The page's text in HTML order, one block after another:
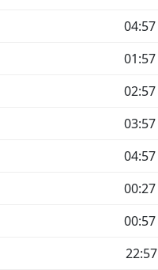
04:57
01:57
02:57
03:57
04:57
00:27
00:57
22:57